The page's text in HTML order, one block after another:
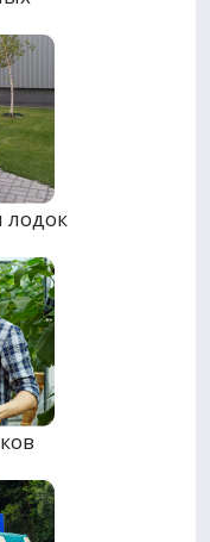
лодок